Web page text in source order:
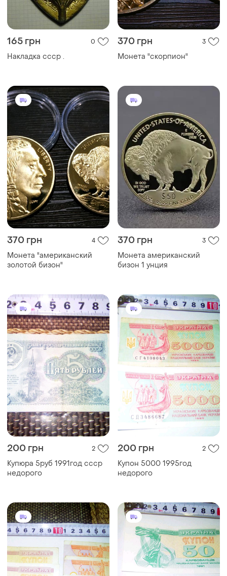
165 грн 0
Накладка ссср .
370 грн 3
Монета "скорпион"
370 грн 4
Монета "американский
золотой бизон"
370 грн 3
Монета американский
бизон 1 унция
200 грн 2
Купюра 5руб 1991год ссср
недорого
200 грн 2
Купон 5000 1995год
недорого